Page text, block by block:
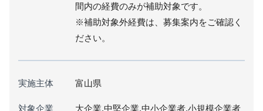
間内の経費のみが補助対象です。
※補助対象外経費は、募集案内をご確認く
ださい。
実施主体 富山県
対象企業 大企業,中堅企業,中小企業者,小規模企業者